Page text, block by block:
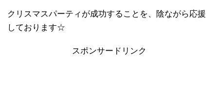
クリスマスパーティが成功することを、陰ながら応援
しております☆
スポンサードリンク